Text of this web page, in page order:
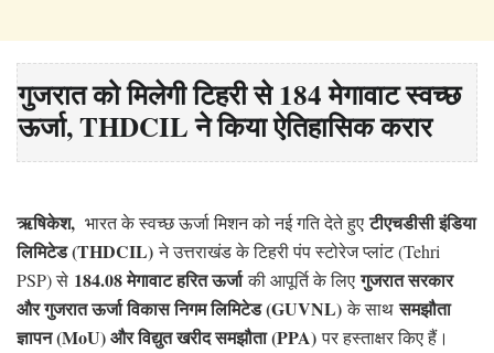
गुजरात को मिलेगी टिहरी से 184 मेगावाट स्वच्छ
ऊर्जा, THDCIL ने किया ऐतिहासिक करार
ऋषिकेश, भारत के स्वच्छ ऊर्जा मिशन को नई गति देते हुएटीएचडीसी इंडिया
लिमिटेड (THDCIL)ने उत्तराखंड के टिहरी पंप स्टोरेज प्लांट (Tehri
PSP) से 184.08 मेगावाट हरित ऊर्जाकी आपूर्ति के लिएगुजरात सरकार
और गुजरात ऊर्जा विकास निगम लिमिटेड (GUVNL)के साथसमझौता
ज्ञापन (MoU) और विद्युत खरीद समझौता (PPA)पर हस्ताक्षर किए हैं।